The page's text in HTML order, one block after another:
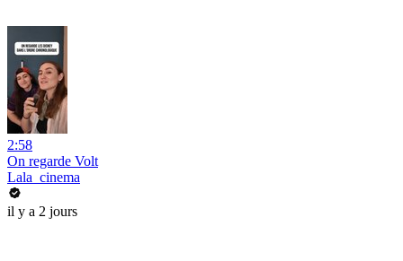
2:58
On regarde Volt
Lala_cinema
il y a 2 jours